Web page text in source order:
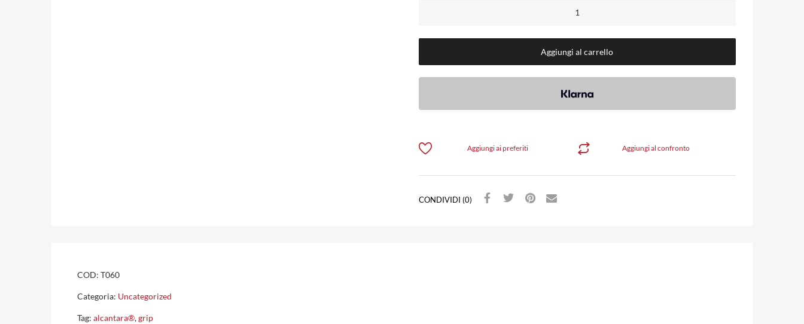
Aggiungi al carrello
Aggiungi al confronto
Aggiungi ai preferiti
CONDIVIDI (0)
COD: T060
Categoria: Uncategorized
Tag: alcantara®,grip